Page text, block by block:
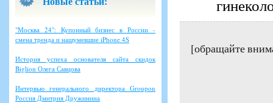
"Москва 24": Купонный бизнес в России -
смена тренда и нашумевшие iPhone 4S
История успеха основателя сайта скидок
Biglion Олега Савцова
Интервью генерального директора Groupon
Россия Дмитрия Дружинина
[обращайте